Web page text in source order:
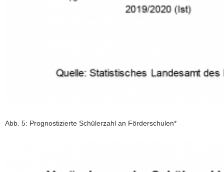
Abb. 5: Prognostizierte Schülerzahl an Förderschulen*